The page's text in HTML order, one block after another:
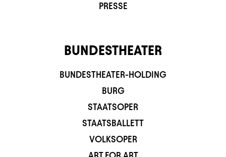
PRESSE
BUNDESTHEATER
BUNDESTHEATER-HOLDING
BURG
STAATSOPER
STAATSBALLETT
VOLKSOPER